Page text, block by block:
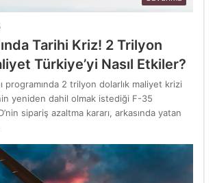
Tarihi Kriz! 2 Trilyon
Türkiye’yi Nasıl Etkiler?
programında 2 trilyon dolarlık maliyet krizi
yeniden dahil olmak istediği F-35
sipariş azaltma kararı, arkasında yatan